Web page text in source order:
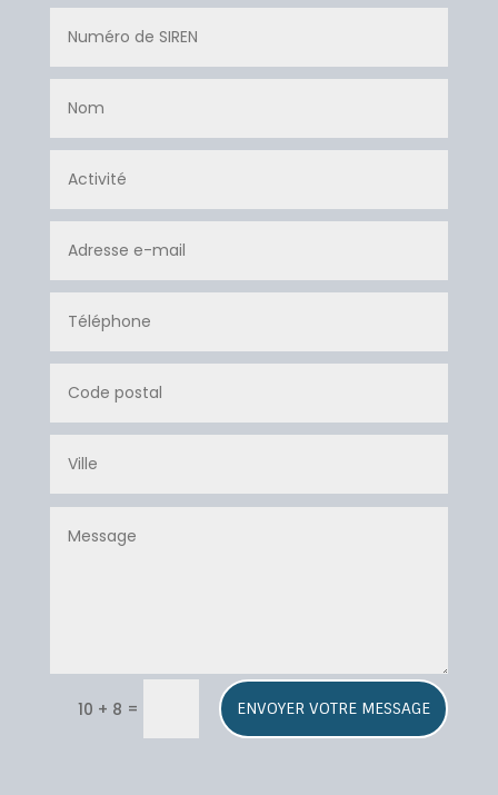
10 + 8 = ENVOYER VOTRE MESSAGE